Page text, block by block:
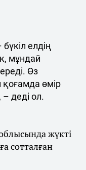
елдің
мұндай
Өз
өмір
деді ол.
жүкті
сотталған